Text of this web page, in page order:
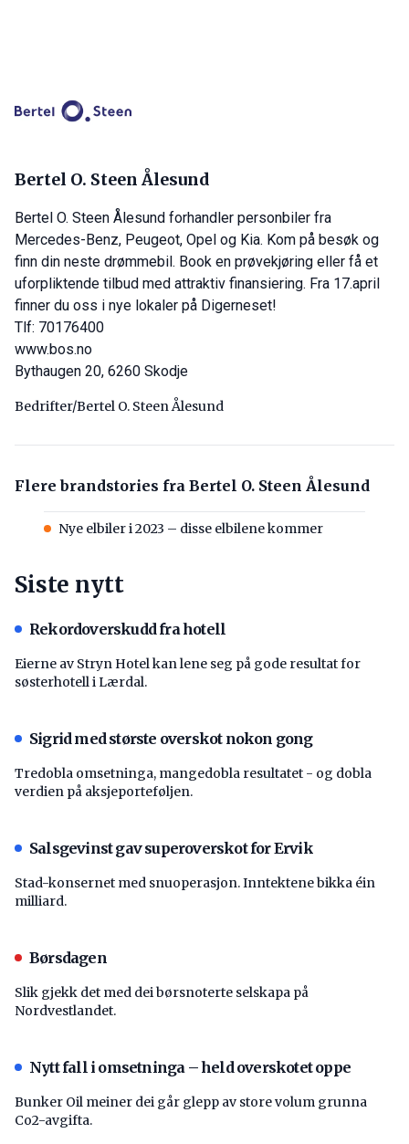
Bertel O. Steen Ålesund
Bertel O. Steen Ålesund forhandler personbiler fra
Mercedes-Benz, Peugeot, Opel og Kia. Kom på besøk og
finn din neste drømmebil. Book en prøvekjøring eller få et
uforpliktende tilbud med attraktiv finansiering. Fra 17.april
finner du oss i nye lokaler på Digerneset!
Tlf: 70176400
www.bos.no
Bythaugen 20, 6260 Skodje
Bedrifter/Bertel O. Steen Ålesund
Flere brandstories fra Bertel O. Steen Ålesund
Nye elbiler i 2023 – disse elbilene kommer
Siste nytt
Rekordoverskudd fra hotell
Eierne av Stryn Hotel kan lene seg på gode resultat for
søsterhotell i Lærdal.
Sigrid med største overskot nokon gong
Tredobla omsetninga, mangedobla resultatet - og dobla
verdien på aksjeporteføljen.
Salsgevinst gav superoverskot for Ervik
Stad-konsernet med snuoperasjon. Inntektene bikka éin
milliard.
Børsdagen
Slik gjekk det med dei børsnoterte selskapa på
Nordvestlandet.
Nytt fall i omsetninga – held overskotet oppe
Bunker Oil meiner dei går glepp av store volum grunna
Co2-avgifta.